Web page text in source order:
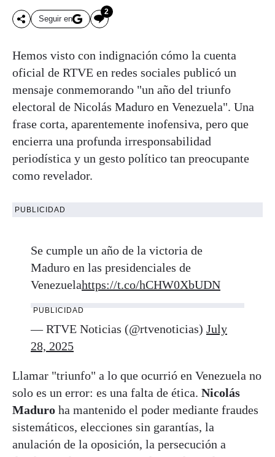
Seguir en
2
Hemos visto con indignación cómo la cuenta
oficial de RTVE en redes sociales publicó un
mensaje conmemorando "un año del triunfo
electoral de Nicolás Maduro en Venezuela". Una
frase corta, aparentemente inofensiva, pero que
encierra una profunda irresponsabilidad
periodística y un gesto político tan preocupante
como revelador.
PUBLICIDAD
Se cumple un año de la victoria de
Maduro en las presidenciales de
Venezuelahttps://t.co/hCHW0XbUDN
PUBLICIDAD
— RTVE Noticias (@rtvenoticias) July
28, 2025
Llamar "triunfo" a lo que ocurrió en Venezuela no
solo es un error: es una falta de ética. Nicolás
Maduro ha mantenido el poder mediante fraudes
sistemáticos, elecciones sin garantías, la
anulación de la oposición, la persecución a